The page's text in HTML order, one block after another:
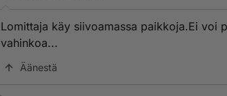
Lomittaja käy siivoamassa paikkoja.Ei voi
vahinkoa...
Äänestä